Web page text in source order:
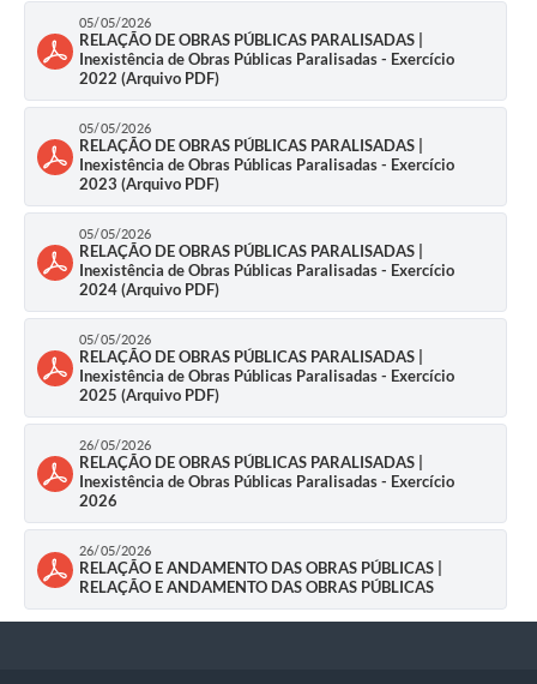
05/05/2026
RELAÇÃO DE OBRAS PÚBLICAS PARALISADAS |
Inexistência de Obras Públicas Paralisadas - Exercício
2022 (Arquivo PDF)
05/05/2026
RELAÇÃO DE OBRAS PÚBLICAS PARALISADAS |
Inexistência de Obras Públicas Paralisadas - Exercício
2023 (Arquivo PDF)
05/05/2026
RELAÇÃO DE OBRAS PÚBLICAS PARALISADAS |
Inexistência de Obras Públicas Paralisadas - Exercício
2024 (Arquivo PDF)
05/05/2026
RELAÇÃO DE OBRAS PÚBLICAS PARALISADAS |
Inexistência de Obras Públicas Paralisadas - Exercício
2025 (Arquivo PDF)
26/05/2026
RELAÇÃO DE OBRAS PÚBLICAS PARALISADAS |
Inexistência de Obras Públicas Paralisadas - Exercício
2026
26/05/2026
RELAÇÃO E ANDAMENTO DAS OBRAS PÚBLICAS |
RELAÇÃO E ANDAMENTO DAS OBRAS PÚBLICAS